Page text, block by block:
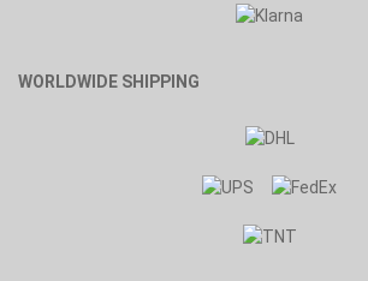
WORLDWIDE SHIPPING